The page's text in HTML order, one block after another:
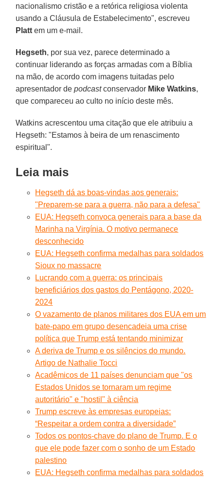
nacionalismo cristão e a retórica religiosa violenta
usando a Cláusula de Estabelecimento", escreveu
Platt em um e-mail.
Hegseth, por sua vez, parece determinado a
continuar liderando as forças armadas com a Bíblia
na mão, de acordo com imagens tuitadas pelo
apresentador depodcastconservador Mike Watkins,
que compareceu ao culto no início deste mês.
Watkins acrescentou uma citação que ele atribuiu a
Hegseth: "Estamos à beira de um renascimento
espiritual".
Leia mais
Hegseth dá as boas-vindas aos generais:
"Preparem-se para a guerra, não para a defesa"
EUA: Hegseth convoca generais para a base da
Marinha na Virgínia. O motivo permanece
desconhecido
EUA: Hegseth confirma medalhas para soldados
Sioux no massacre
Lucrando com a guerra: os principais
beneficiários dos gastos do Pentágono, 2020-
2024
O vazamento de planos militares dos EUA em um
bate-papo em grupo desencadeia uma crise
política que Trump está tentando minimizar
A deriva de Trump e os silêncios do mundo.
Artigo de Nathalie Tocci
Acadêmicos de 11 países denunciam que "os
Estados Unidos se tornaram um regime
autoritário" e "hostil" à ciência
Trump escreve às empresas europeias:
“Respeitar a ordem contra a diversidade”
Todos os pontos-chave do plano de Trump. E o
que ele pode fazer com o sonho de um Estado
palestino
EUA: Hegseth confirma medalhas para soldados